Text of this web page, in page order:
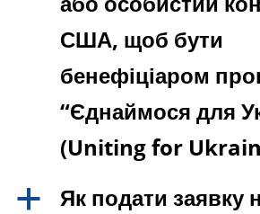
США, щоб бути
бенефіціаром
“Єднаймося для
(Uniting for
a
Як подати заявку